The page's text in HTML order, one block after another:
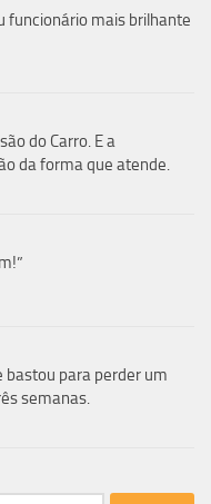
funcionário mais brilhante
do Carro. E a
da forma que atende.
bastou para perder um
semanas.